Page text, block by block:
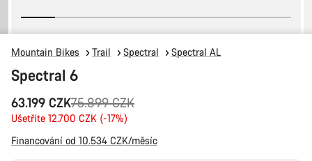
Mountain Bikes Trail Spectral Spectral AL
Spectral 6
63.199 CZK
Původní
cena
75.899 CZK
Ušetříte 12.700 CZK (-17%)
Financování od 10.534 CZK/měsíc